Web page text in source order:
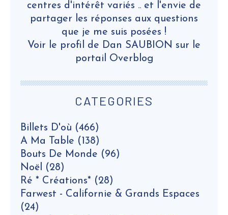
CATEGORIES
Billets D'où (466)
A Ma Table (138)
Bouts De Monde (96)
Noël (28)
Ré * Créations* (28)
Farwest - Californie & Grands Espaces
(24)
centres d'intérêt variés .. et l'envie de
partager les réponses aux questions
que je me suis posées !
Voir le profil de Dan SAUBION sur le
portail Overblog